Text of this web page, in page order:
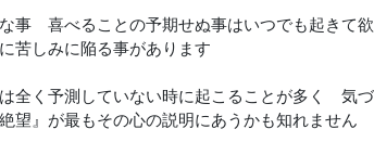
事 喜べることの予期せぬ事はいつでも起きて
苦しみに陥る事があります
全く予測していない時に起こることが多く 気
望』が最もその心の説明にあうかも知れません